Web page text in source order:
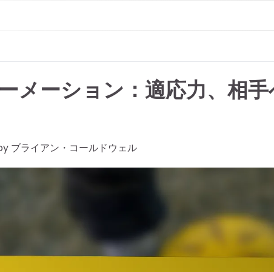
メーション：適応力、相
ブライアン・コールドウェル